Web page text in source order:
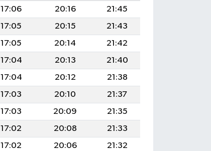
17:06 20:16
21:45
17:05 20:15
21:43
17:05 20:14
21:42
17:04 20:13
21:40
17:04 20:12
21:38
17:03 20:10
21:37
17:03 20:09
21:35
17:02 20:08
21:33
17:02 20:06
21:32